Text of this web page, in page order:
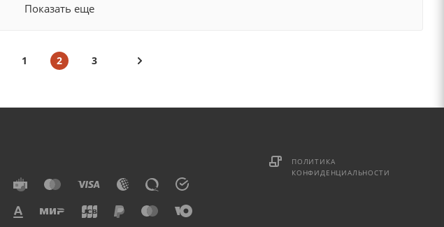
Показать еще
1 2 3
ПОЛИТИКА
КОНФИДЕНЦИАЛЬНОСТИ